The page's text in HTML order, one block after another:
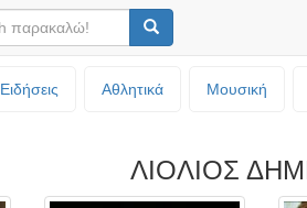
Ειδήσεις Αθλητικά Μουσική
ΛΙΟΛΙΟΣ